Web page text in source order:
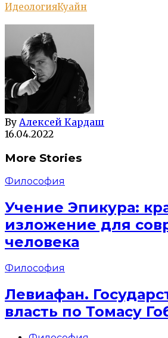
ИдеологияКуайн
By Алексей Кардаш
16.04.2022
More Stories
Философия
Учение Эпикура:
изложение для
человека
Философия
Левиафан.
власть по Томасу